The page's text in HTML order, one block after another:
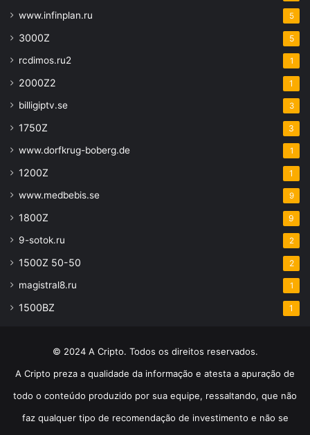
www.infinplan.ru 5
3000Z 5
rcdimos.ru2 1
2000Z2 1
billigiptv.se 3
1750Z 3
www.dorfkrug-boberg.de 1
1200Z 1
www.medbebis.se 9
1800Z 9
9-sotok.ru 2
1500Z 50-50 2
magistral8.ru 1
1500BZ 1
© 2024 A Cripto. Todos os direitos reservados.
A Cripto preza a qualidade da informação e atesta a apuração de
todo o conteúdo produzido por sua equipe, ressaltando, que não
faz qualquer tipo de recomendação de investimento e não se